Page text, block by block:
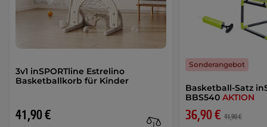
3v1 inSPORTline Estrelino
Basketballkorb für Kinder
41,90 €
Basketball-Satz
BBS540AKTION
36,90 € 41,90 €
Sonderangebot